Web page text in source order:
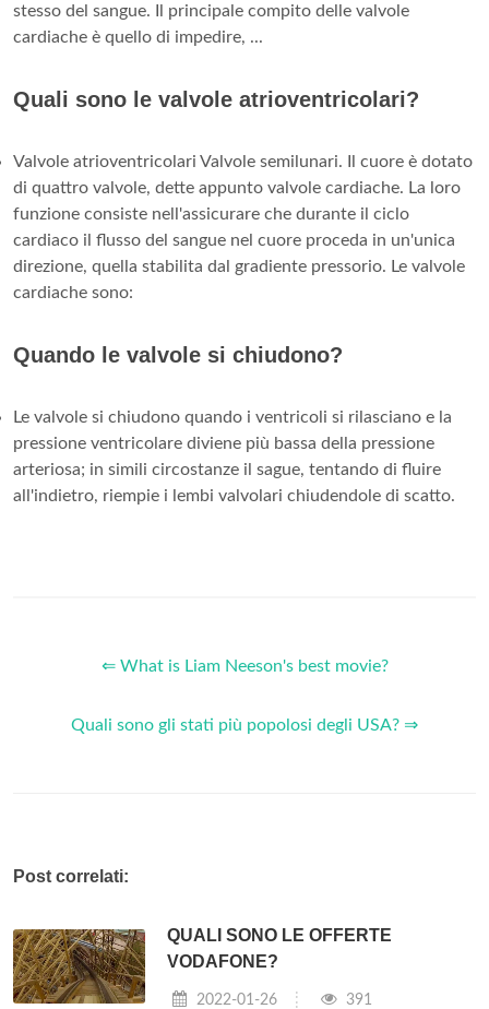
stesso del sangue. Il principale compito delle valvole
cardiache è quello di impedire, ...
Quali sono le valvole atrioventricolari?
Valvole atrioventricolari Valvole semilunari. Il cuore è dotato
di quattro valvole, dette appunto valvole cardiache. La loro
funzione consiste nell'assicurare che durante il ciclo
cardiaco il flusso del sangue nel cuore proceda in un'unica
direzione, quella stabilita dal gradiente pressorio. Le valvole
cardiache sono:
Quando le valvole si chiudono?
Le valvole si chiudono quando i ventricoli si rilasciano e la
pressione ventricolare diviene più bassa della pressione
arteriosa; in simili circostanze il sague, tentando di fluire
all'indietro, riempie i lembi valvolari chiudendole di scatto.
⇐ What is Liam Neeson's best movie?
Quali sono gli stati più popolosi degli USA? ⇒
Post correlati:
QUALI SONO LE OFFERTE
VODAFONE?
2022-01-26 391